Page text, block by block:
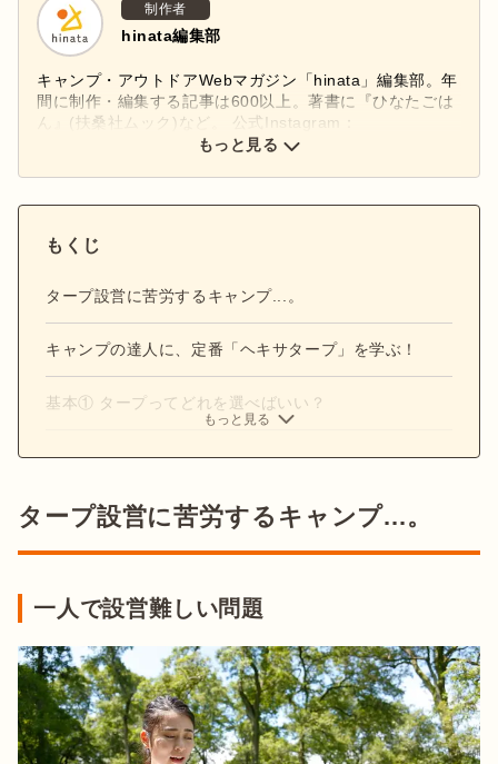
制作者
hinata編集部
キャンプ・アウトドアWebマガジン「hinata」編集部。年
間に制作・編集する記事は600以上。著書に『ひなたごは
ん』(扶桑社ムック)など。 公式Instagram：
もっと見る
もくじ
タープ設営に苦労するキャンプ...。
キャンプの達人に、定番「ヘキサタープ」を学ぶ！
基本① タープってどれを選べばいい？
もっと見る
タープ設営に苦労するキャンプ...。
一人で設営難しい問題